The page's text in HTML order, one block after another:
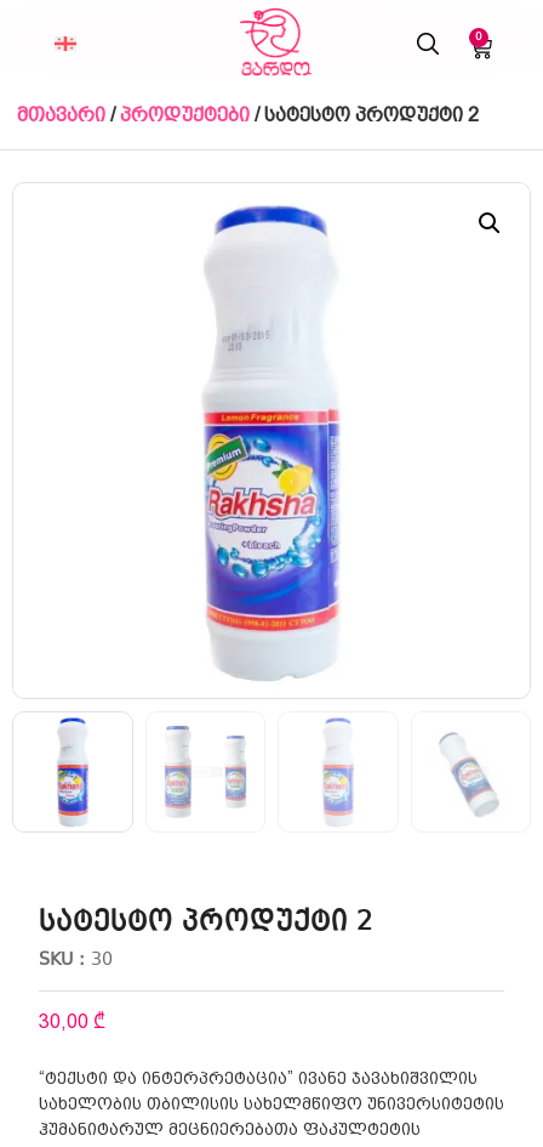
0
მთავარი /პროდუქტები / სატესტო პროდუქტი 2
სატესტო პროდუქტი 2
SKU : 30
30,00 ₾
“ტექსტი და ინტერპრეტაცია” ივანე ჯავახიშვილის
სახელობის თბილისის სახელმწიფო უნივერსიტეტის
ჰუმანიტარულ მეცნიერებათა ფაკულტეტის